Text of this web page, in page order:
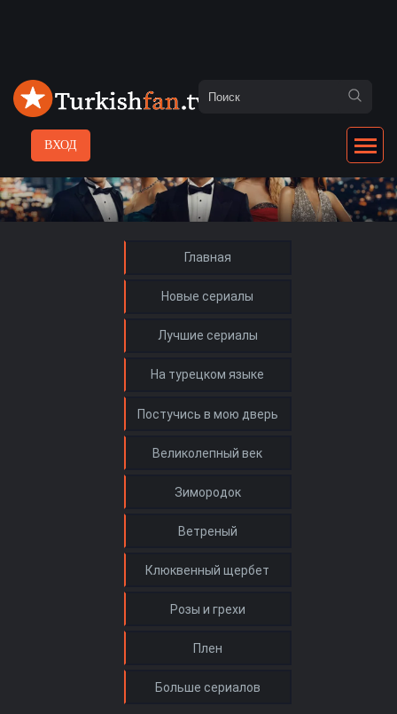
ВХОД
Главная
Новые сериалы
Лучшие сериалы
На турецком языке